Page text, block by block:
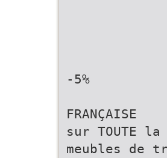
-5%
FRANÇAISE
sur TOUTE la
meubles de